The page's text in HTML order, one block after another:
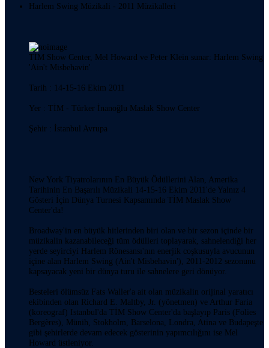
Harlem Swing Müzikali - 2011 Müzikalleri
TİM Show Center, Mel Howard ve Peter Klein sunar: Harlem Swing
'Ain't Misbehavin'
Tarih : 14-15-16 Ekim 2011
Yer : TİM - Türker İnanoğlu Maslak Show Center
Şehir : İstanbul Avrupa
New York Tiyatrolarının En Büyük Ödüllerini Alan, Amerika
Tarihinin En Başarılı Müzikali 14-15-16 Ekim 2011'de Yalnız 4
Gösteri İçin Dünya Turnesi Kapsamında TİM Maslak Show
Center'da!
Broadway'in en büyük hitlerinden biri olan ve bir sezon içinde bir
müzikalin kazanabileceği tüm ödülleri toplayarak, sahnelendiği her
yerde seyirciyi Harlem Rönesansı'nın enerjik coşkusuyla avucunun
içine alan Harlem Swing (Ain't Misbehavin'), 2011-2012 sezonunu
kapsayacak yeni bir dünya turu ile sahnelere geri dönüyor.
Besteleri ölümsüz Fats Waller'a ait olan müzikalin orijinal yaratıcı
ekibinden olan Richard E. Maltby, Jr. (yönetmen) ve Arthur Faria
(koreograf) Istanbul'da TİM Show Center'da başlayıp Paris (Folies
Bergères), Münih, Stokholm, Barselona, Londra, Atina ve Budapeşte
gibi şehirlerde devam edecek gösterinin yapımcılığını ise Mel
Howard üstleniyor.